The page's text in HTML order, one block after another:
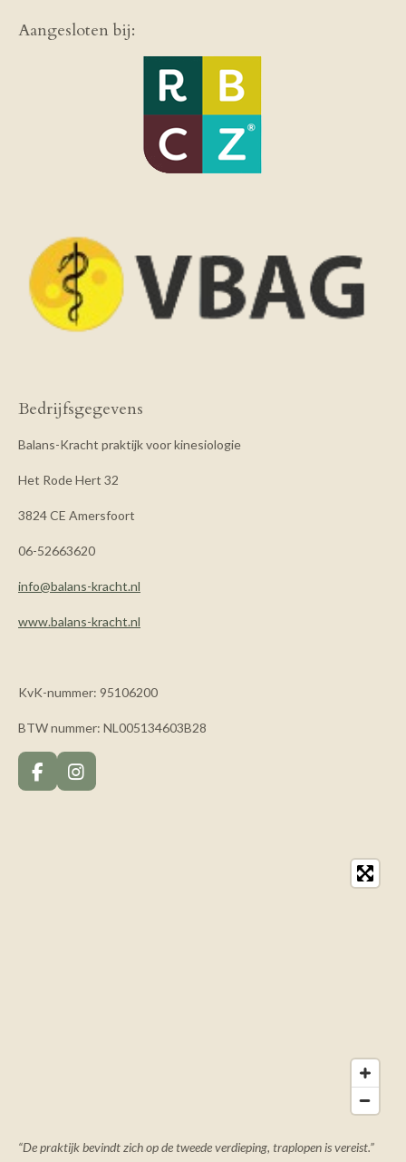
Aangesloten bij:
Bedrijfsgegevens
Balans-Kracht praktijk voor kinesiologie
Het Rode Hert 32
3824 CE Amersfoort
06-52663620
info@balans-kracht.nl
www.balans-kracht.nl
KvK-nummer: 95106200
BTW nummer: NL005134603B28
F
a
I
n
“De praktijk bevindt zich op de tweede verdieping, traplopen is vereist.”